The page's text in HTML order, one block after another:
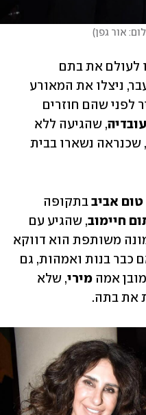
אור גפן)
טום אביב
חיימוב
כבר בנות ואמהות, גם
אמה מירי
את בתה.